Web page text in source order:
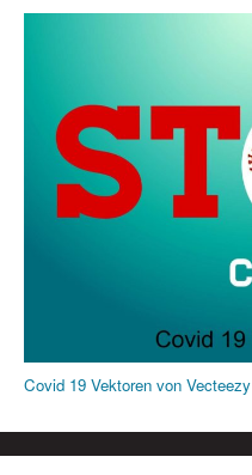
Covid 19 Vektoren von Vecteezy